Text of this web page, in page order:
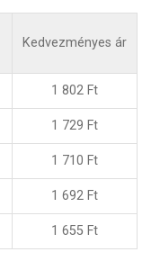
Kedvezményes ár
1 802 Ft
1 729 Ft
1 710 Ft
1 692 Ft
1 655 Ft